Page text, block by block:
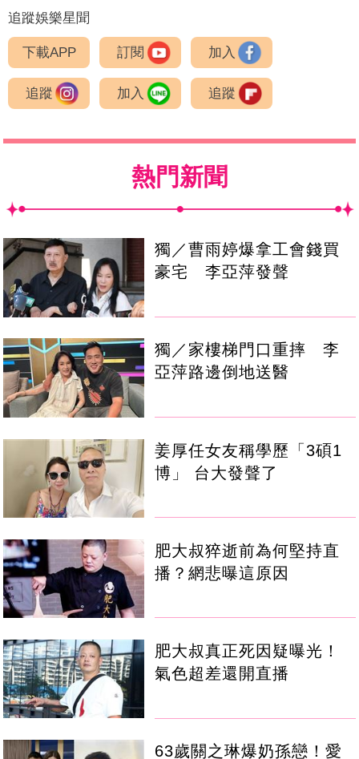
追蹤娛樂星聞
下載APP 訂閱 加入
追蹤 加入 追蹤
熱門新聞
獨／曹雨婷爆拿工會錢買
豪宅 李亞萍發聲
獨／家樓梯門口重摔 李
亞萍路邊倒地送醫
姜厚任女友稱學歷「3碩1
博」 台大發聲了
肥大叔猝逝前為何堅持直
播？網悲曝這原因
肥大叔真正死因疑曝光！
氣色超差還開直播
63歲關之琳爆奶孫戀！愛